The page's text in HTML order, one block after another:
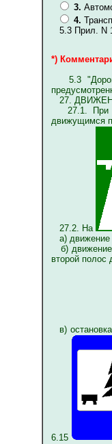
3.
4.
5.3 Прил. N
*)
5.3 "Дорога
27.
27.1. При
движущимся
27.2. На
а) движение
б) движение
второй полос
в)
6.15